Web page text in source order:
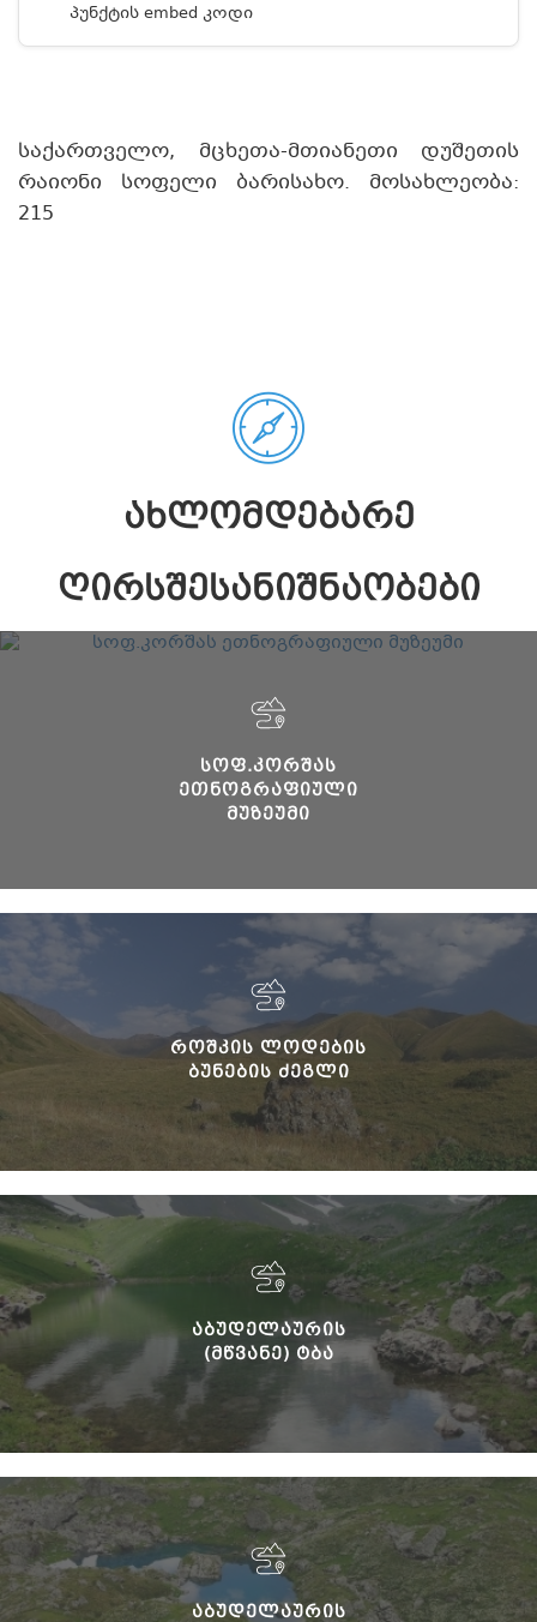
პუნქტის embed კოდი
საქართველო, მცხეთა-მთიანეთი დუშეთის
რაიონი სოფელი ბარისახო. მოსახლეობა:
215
ᲐᲮᲚᲝᲛᲓᲔᲑᲐᲠᲔ
ᲦᲘᲠᲡᲨᲔᲡᲐᲜᲘᲨᲜᲐᲝᲑᲔᲑᲘ
ᲡᲝᲤ.ᲙᲝᲠᲨᲐᲡ
ᲔᲗᲜᲝᲒᲠᲐᲤᲘᲣᲚᲘ
ᲛᲣᲖᲔᲣᲛᲘ
ᲠᲝᲨᲙᲘᲡ ᲚᲝᲓᲔᲑᲘᲡ
ᲑᲣᲜᲔᲑᲘᲡ ᲫᲔᲒᲚᲘ
ᲐᲑᲣᲓᲔᲚᲐᲣᲠᲘᲡ
(ᲛᲬᲕᲐᲜᲔ) ᲢᲑᲐ
ᲐᲑᲣᲓᲔᲚᲐᲣᲠᲘᲡ